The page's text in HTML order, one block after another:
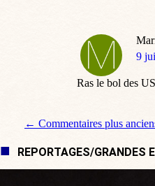
dit
9
Ras le bol des
Navigation de
← Commentaires plus
REPORTAGES/GRANDES